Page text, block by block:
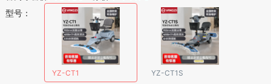
型号：
YZ-CT1 YZ-CT1S